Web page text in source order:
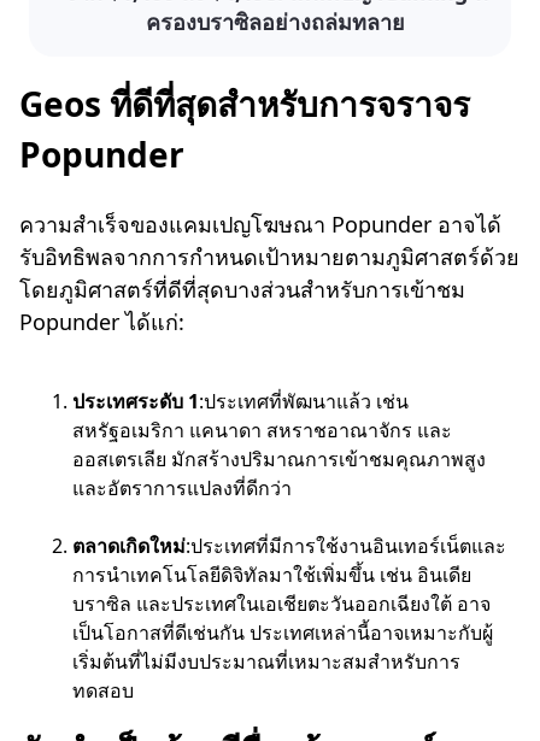
ครองบราซิลอย่างถล่มทลาย
Geos ที่ดีที่สุดสำหรับการจราจร
Popunder
ความสำเร็จของแคมเปญโฆษณา Popunder อาจได้
รับอิทธิพลจากการกำหนดเป้าหมายตามภูมิศาสตร์ด้วย
โดยภูมิศาสตร์ที่ดีที่สุดบางส่วนสำหรับการเข้าชม
Popunder ได้แก่:
ประเทศระดับ 1:ประเทศที่พัฒนาแล้ว เช่น
สหรัฐอเมริกา แคนาดา สหราชอาณาจักร และ
ออสเตรเลีย มักสร้างปริมาณการเข้าชมคุณภาพสูง
และอัตราการแปลงที่ดีกว่า
ตลาดเกิดใหม่:ประเทศที่มีการใช้งานอินเทอร์เน็ตและ
การนำเทคโนโลยีดิจิทัลมาใช้เพิ่มขึ้น เช่น อินเดีย
บราซิล และประเทศในเอเชียตะวันออกเฉียงใต้ อาจ
เป็นโอกาสที่ดีเช่นกัน ประเทศเหล่านี้อาจเหมาะกับผู้
เริ่มต้นที่ไม่มีงบประมาณที่เหมาะสมสำหรับการ
ทดสอบ